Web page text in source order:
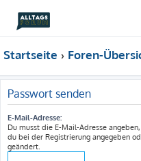
Startseite Foren-
Passwort senden
E-Mail-Adresse:
Du musst die E-Mail-Adresse
du bei der Registrierung angegeben
geändert.